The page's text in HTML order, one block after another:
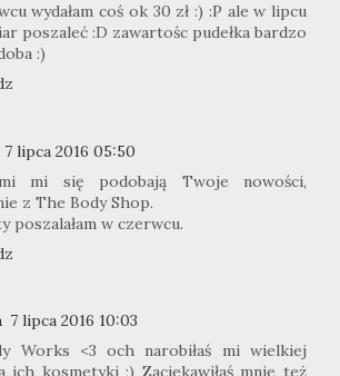
wydałam coś ok 30 zł :) :P ale w lipcu
poszaleć :D zawartośc pudełka bardzo
:)
7 lipca 2016 05:50
mi się podobają Twoje nowości,
z The Body Shop.
poszalałam w czerwcu.
7 lipca 2016 10:03
Works <3 och narobiłaś mi wielkiej